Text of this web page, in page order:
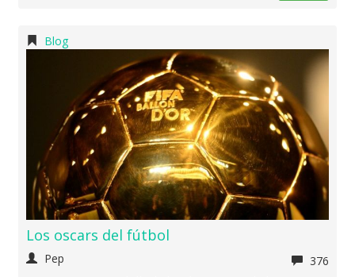
Blog
Los oscars del fútbol
Pep
376